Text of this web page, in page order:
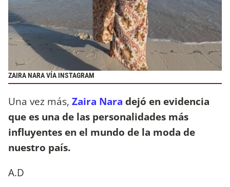
ZAIRA NARA VÍA INSTAGRAM
Una vez más, Zaira Nara dejó en evidencia
que es una de las personalidades más
influyentes en el mundo de la moda de
nuestro país.
A.D